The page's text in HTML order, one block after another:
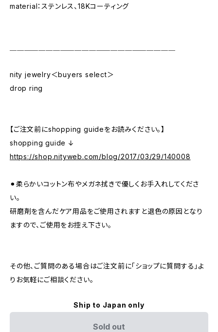
material：ステンレス、18Kコーティング
nity jewelry＜buyers select＞
drop ring
【ご注文前にshopping guideをお読みください。】
shopping guide ↓
https://shop.nityweb.com/blog/2017/03/29/140008
⚫︎柔らかいコットン布やメガネ拭きで優しくお手入れしてくださ
い。
研磨剤を含んだケア用品をご使用されますと退色の原因となり
ますので、ご使用をお控え下さい。
その他、ご質問のある場合はご注文前に「ショップに質問する」よ
りお気軽にご相談ください。
Ship to Japan only
Sold out